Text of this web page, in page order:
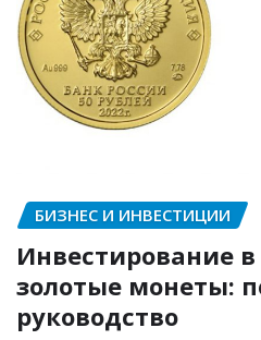
БИЗНЕС И ИНВЕСТИЦИИ
Инвестирование
золотые монеты:
руководство